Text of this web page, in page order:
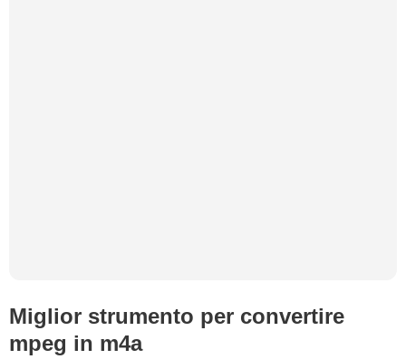
Miglior strumento per convertire
mpeg in m4a